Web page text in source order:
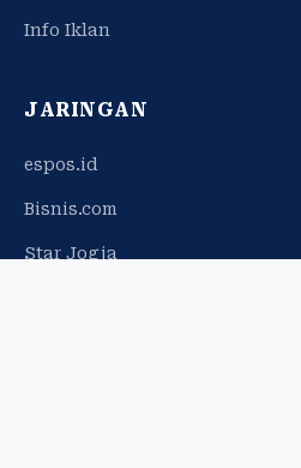
Info Iklan
JARINGAN
espos.id
Bisnis.com
Star Jogja